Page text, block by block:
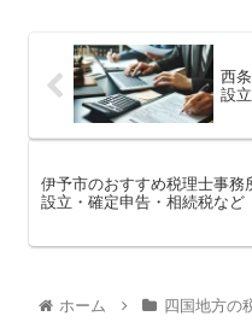
西
設
伊予市のおすすめ税理士事務
設立・確定申告・相続税など
ホーム 四国地方の